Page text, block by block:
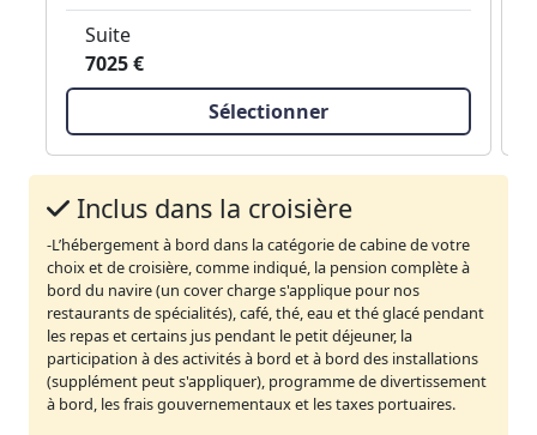
Suite
7025 €
Sélectionner
Inclus dans la croisière
-L’hébergement à bord dans la catégorie de cabine de votre
choix et de croisière, comme indiqué, la pension complète à
bord du navire (un cover charge s'applique pour nos
restaurants de spécialités), café, thé, eau et thé glacé pendant
les repas et certains jus pendant le petit déjeuner, la
participation à des activités à bord et à bord des installations
(supplément peut s'appliquer), programme de divertissement
à bord, les frais gouvernementaux et les taxes portuaires.